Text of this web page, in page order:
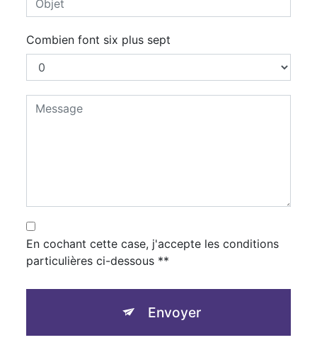
Combien font six plus sept
En cochant cette case, j'accepte les conditions
particulières ci-dessous **
Envoyer